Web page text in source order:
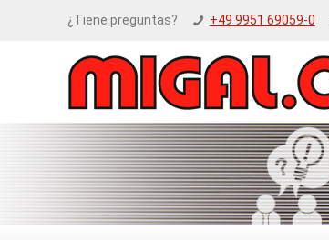
¿Tiene preguntas? +49 9951 69059-0